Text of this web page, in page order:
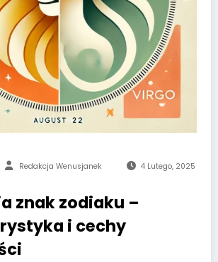
Redakcja Wenusjanek 4 Lutego, 2025
znak zodiaku –
i cechy